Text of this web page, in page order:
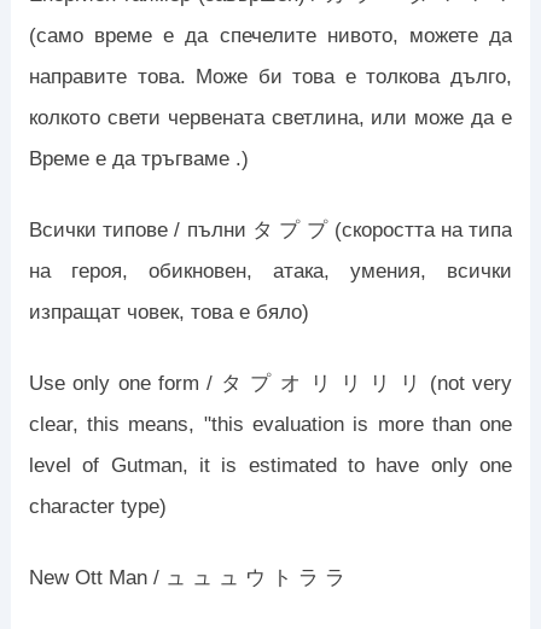
(само време е да спечелите нивото, можете да
направите това. Може би това е толкова дълго,
колкото свети червената светлина, или може да е
Време е да тръгваме .)
Всички типове / пълни タ プ プ (скоростта на типа
на героя, обикновен, атака, умения, всички
изпращат човек, това е бяло)
Use only one form / タ プ オ リ リ リ リ (not very
clear, this means, "this evaluation is more than one
level of Gutman, it is estimated to have only one
character type)
New Ott Man / ュ ュ ュ ウ ト ラ ラ